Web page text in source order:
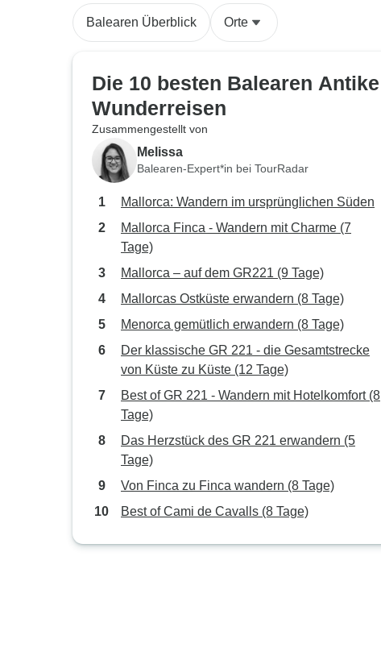
Balearen Überblick Orte
Die 10 besten Balearen Antike
Wunderreisen
Zusammengestellt von
Melissa
Balearen-Expert*in bei TourRadar
Mallorca: Wandern im ursprünglichen Süden
Mallorca Finca - Wandern mit Charme (7
Tage)
Mallorca – auf dem GR221 (9 Tage)
Mallorcas Ostküste erwandern (8 Tage)
Menorca gemütlich erwandern (8 Tage)
Der klassische GR 221 - die Gesamtstrecke
von Küste zu Küste (12 Tage)
Best of GR 221 - Wandern mit Hotelkomfort (8
Tage)
Das Herzstück des GR 221 erwandern (5
Tage)
Von Finca zu Finca wandern (8 Tage)
Best of Cami de Cavalls (8 Tage)